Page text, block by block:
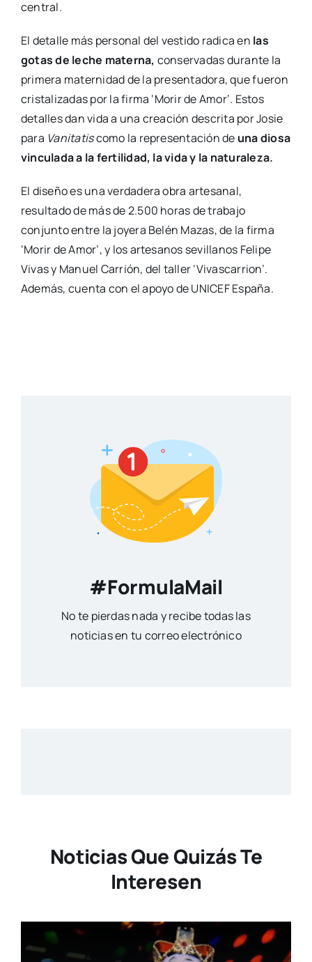
central.
El detalle más personal del vestido radica en las
gotas de leche materna, conservadas durante la
primera maternidad de la presentadora, que fueron
cristalizadas por la firma ‘Morir de Amor’. Estos
detalles dan vida a una creación descrita por Josie
para Vanitatiscomo la representación de una diosa
vinculada a la fertilidad, la vida y la naturaleza.
El diseño es una verdadera obra artesanal,
resultado de más de 2.500 horas de trabajo
conjunto entre la joyera Belén Mazas, de la firma
‘Morir de Amor’, y los artesanos sevillanos Felipe
Vivas y Manuel Carrión, del taller ‘Vivascarrion’.
Además, cuenta con el apoyo de UNICEF España.
#FormulaMail
No te pierdas nada y recibe todas las
noticias en tu correo electrónico
Noticias Que Quizás Te
Interesen